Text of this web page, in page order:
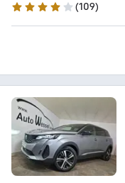
4.2 Sterne
(109)